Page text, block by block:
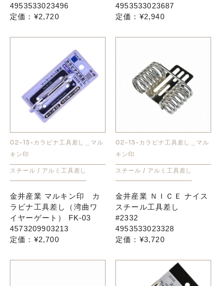
4953533023496
定価：¥2,720
4953533023687
定価：¥2,940
02-13-カラビナ工具差し＿マル
キン印
スチール / アルミ工具差し
金井産業 マルキン印 カ
ラビナ工具差し（湾曲ワ
イヤーゲート） FK-03
4573209903213
定価：¥2,700
02-13-カラビナ工具差し＿マル
キン印
スチール / アルミ工具差し
金井産業 ＮＩＣＥ ナイス
スチール工具差し
#2332
4953533023328
定価：¥3,720